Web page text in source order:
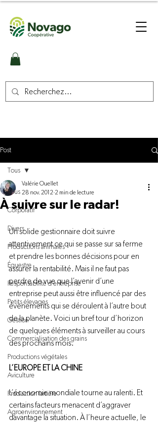
Post
Tous
Corporatif
Divers
Productions animales
Équestre
Responsabilité d'entreprise
Petits élevages
Gestion
Commercialisation des grains
Productions végétales
Aviculture
Production laitière
Agroenvironnement
Tous
À suivre sur le radar!
Valérie Ouellet
28 nov. 2012 2 min de lecture
Un solide gestionnaire doit suivre
attentivement ce qui se passe sur sa ferme
et prendre les bonnes décisions pour en
assurer la rentabilité. Mais il ne faut pas
perdre de vue que l’avenir d’une
entreprise peut aussi être influencé par des
évènements qui se déroulent à l’autre bout
de la planète. Voici un bref tour d’horizon
de quelques éléments à surveiller au cours
des prochains mois.
L’EUROPE ET LA CHINE
L’économie mondiale tourne au ralenti. Et
certains facteurs menacent d’aggraver
davantage la situation. À l’heure actuelle, le